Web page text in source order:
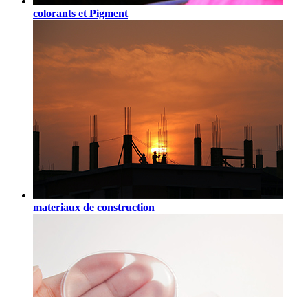
colorants et Pigment
materiaux de construction